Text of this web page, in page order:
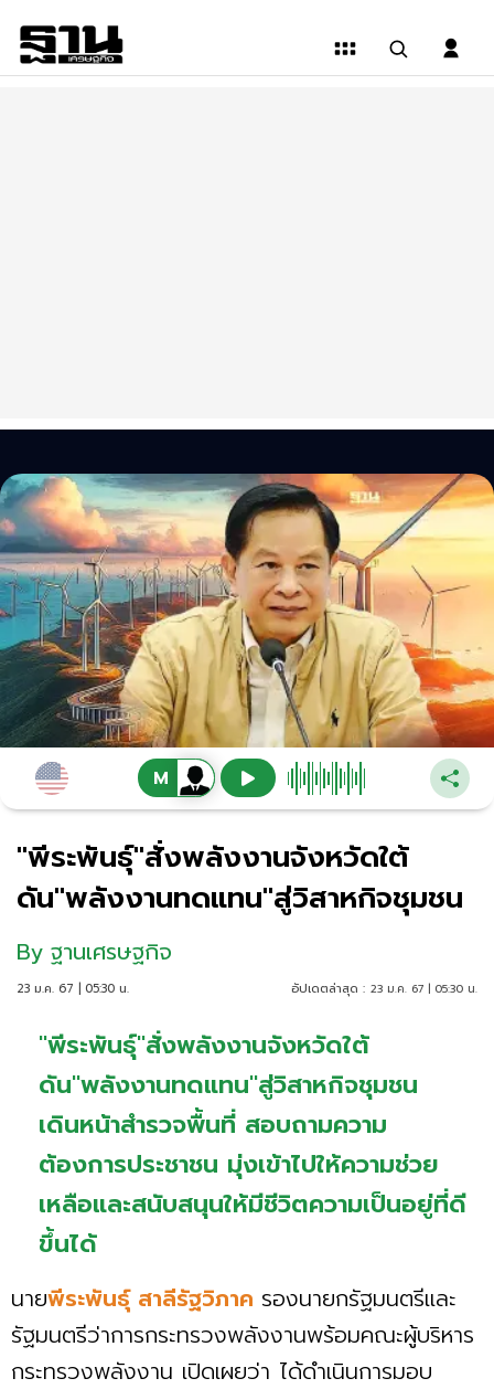
"พีระพันธุ์"สั่งพลังงานจังหวัดใต้
ดัน"พลังงานทดแทน"สู่วิสาหกิจชุมชน
By ฐานเศรษฐกิจ
23 ม.ค. 67 | 05:30 น. อัปเดตล่าสุด : 23 ม.ค. 67 | 05:30 น.
"พีระพันธุ์"สั่งพลังงานจังหวัดใต้
ดัน"พลังงานทดแทน"สู่วิสาหกิจชุมชน
เดินหน้าสำรวจพื้นที่ สอบถามความ
ต้องการประชาชน มุ่งเข้าไปให้ความช่วย
เหลือและสนับสนุนให้มีชีวิตความเป็นอยู่ที่ดี
ขึ้นได้
นายพีระพันธุ์ สาลีรัฐวิภาค รองนายกรัฐมนตรีและ
รัฐมนตรีว่าการกระทรวงพลังงานพร้อมคณะผู้บริหาร
กระทรวงพลังงาน เปิดเผยว่า ได้ดำเนินการมอบ